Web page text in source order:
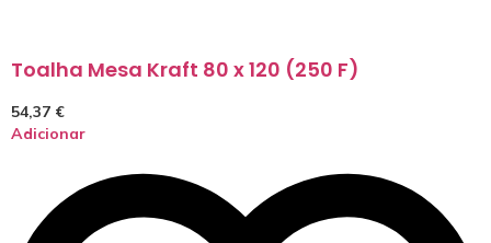
Toalha Mesa Kraft 80 x 120 (250 F)
54,37 €
Adicionar